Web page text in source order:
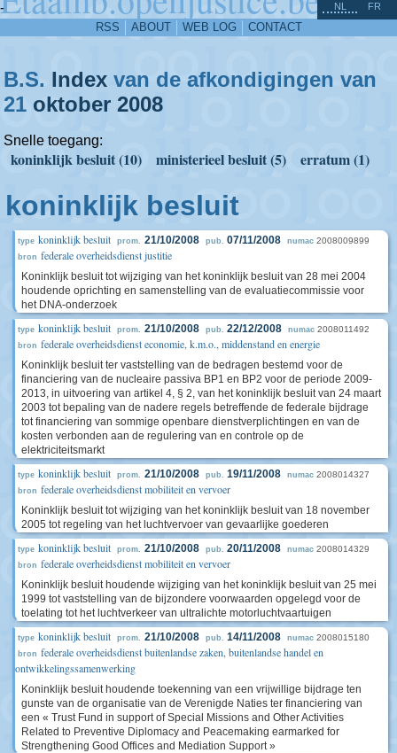
-
RSS ABOUT WEB LOG CONTACT
NL FR
B.S. Index van de afkondigingen van
21 oktober 2008
Snelle toegang:
koninklijk besluit (10) ministerieel besluit (5) erratum (1)
koninklijk besluit
type koninklijk besluit prom. 21/10/2008 pub. 07/11/2008 numac 2008009899
bron federale overheidsdienst justitie
Koninklijk besluit tot wijziging van het koninklijk besluit van 28 mei 2004
houdende oprichting en samenstelling van de evaluatiecommissie voor
het DNA-onderzoek
type koninklijk besluit prom. 21/10/2008 pub. 22/12/2008 numac 2008011492
bron federale overheidsdienst economie, k.m.o., middenstand en energie
Koninklijk besluit ter vaststelling van de bedragen bestemd voor de
financiering van de nucleaire passiva BP1 en BP2 voor de periode 2009-
2013, in uitvoering van artikel 4, § 2, van het koninklijk besluit van 24 maart
2003 tot bepaling van de nadere regels betreffende de federale bijdrage
tot financiering van sommige openbare dienstverplichtingen en van de
kosten verbonden aan de regulering van en controle op de
elektriciteitsmarkt
type koninklijk besluit prom. 21/10/2008 pub. 19/11/2008 numac 2008014327
bron federale overheidsdienst mobiliteit en vervoer
Koninklijk besluit tot wijziging van het koninklijk besluit van 18 november
2005 tot regeling van het luchtvervoer van gevaarlijke goederen
type koninklijk besluit prom. 21/10/2008 pub. 20/11/2008 numac 2008014329
bron federale overheidsdienst mobiliteit en vervoer
Koninklijk besluit houdende wijziging van het koninklijk besluit van 25 mei
1999 tot vaststelling van de bijzondere voorwaarden opgelegd voor de
toelating tot het luchtverkeer van ultralichte motorluchtvaartuigen
type koninklijk besluit prom. 21/10/2008 pub. 14/11/2008 numac 2008015180
bron federale overheidsdienst buitenlandse zaken, buitenlandse handel en
ontwikkelingssamenwerking
Koninklijk besluit houdende toekenning van een vrijwillige bijdrage ten
gunste van de organisatie van de Verenigde Naties ter financiering van
een « Trust Fund in support of Special Missions and Other Activities
Related to Preventive Diplomacy and Peacemaking earmarked for
Strengthening Good Offices and Mediation Support »
^